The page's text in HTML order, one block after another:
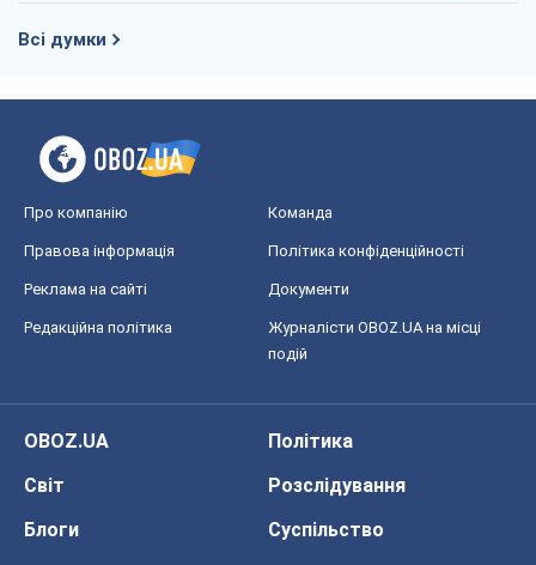
Всі думки
Про компанію Команда
Правова інформація Політика конфіденційності
Реклама на сайті Документи
Редакційна політика
Журналісти OBOZ.UA на місці
подій
OBOZ.UA
Політика
Світ
Розслідування
Блоги
Суспільство